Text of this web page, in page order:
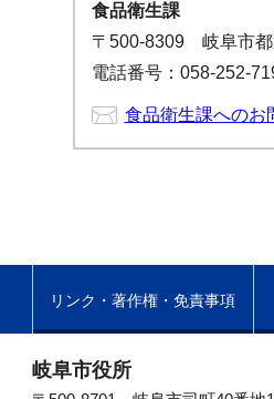
食品衛生課
〒500-8309 岐阜市
電話番号：058-252-
食品衛生課へのお
リンク・著作権・免責事項
岐阜市役所